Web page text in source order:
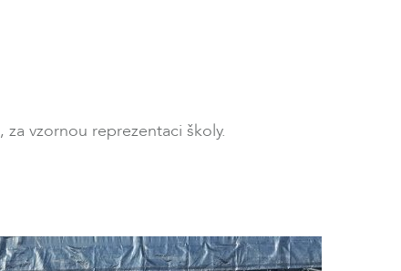
, za vzornou reprezentaci školy.